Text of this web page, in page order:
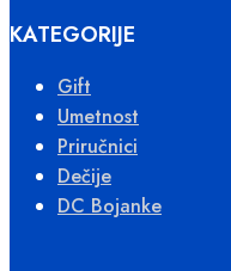
KATEGORIJE
Gift
Umetnost
Priručnici
Dečije
DC Bojanke